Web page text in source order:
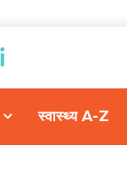
स्वास्थ्य A-Z